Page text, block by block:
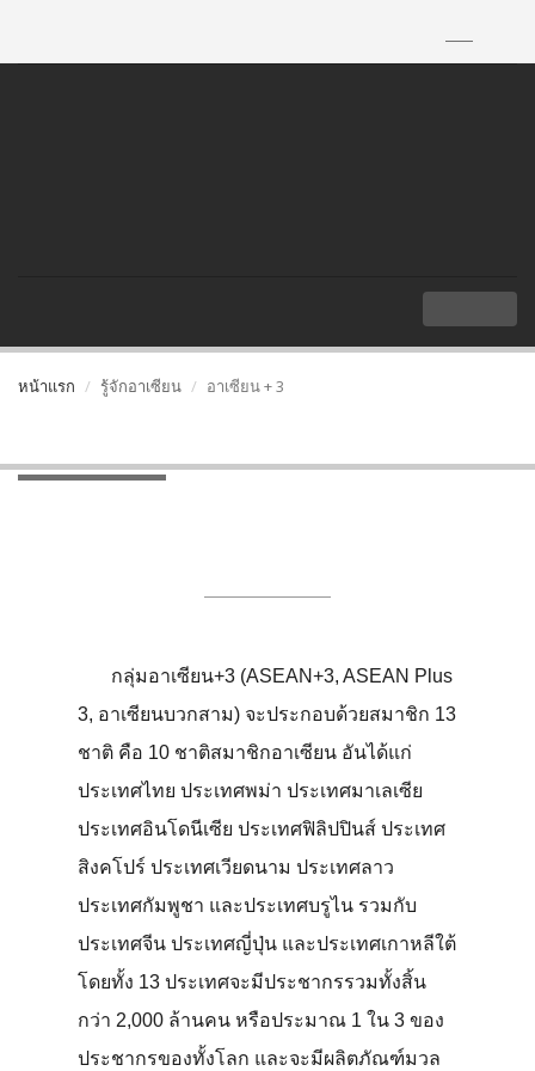
หน้าแรก รู้จักอาเซียน อาเซียน + 3
กลุ่มอาเซียน+3 (ASEAN+3, ASEAN Plus
3, อาเซียนบวกสาม) จะประกอบด้วยสมาชิก 13
ชาติ คือ 10 ชาติสมาชิกอาเซียน อันได้แก่
ประเทศไทย ประเทศพม่า ประเทศมาเลเซีย
ประเทศอินโดนีเซีย ประเทศฟิลิปปินส์ ประเทศ
สิงคโปร์ ประเทศเวียดนาม ประเทศลาว
ประเทศกัมพูชา และประเทศบรูไน รวมกับ
ประเทศจีน ประเทศญี่ปุ่น และประเทศเกาหลีใต้
โดยทั้ง 13 ประเทศจะมีประชากรรวมทั้งสิ้น
กว่า 2,000 ล้านคน หรือประมาณ 1 ใน 3 ของ
ประชากรของทั้งโลก และจะมีผลิตภัณฑ์มวล